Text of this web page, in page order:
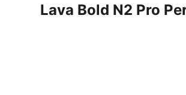
Lava Bold N2 Pro